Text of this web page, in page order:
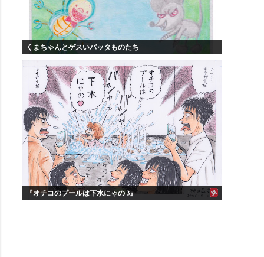
くまちゃんとゲスいバッタものたち
『オチコのプールは下水にゃの 3』